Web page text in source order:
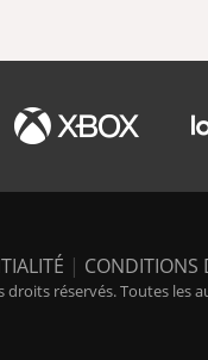
| CONDITIONS
droits réservés. Toutes